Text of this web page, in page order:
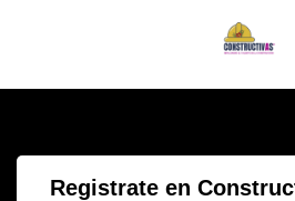
Registrate en